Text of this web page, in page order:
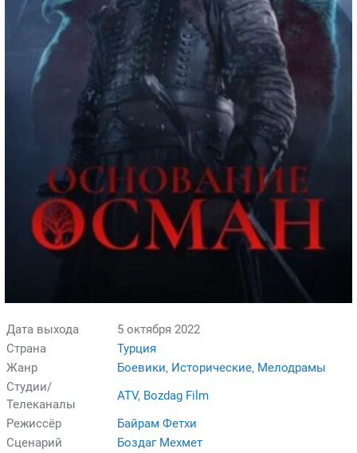
Дата выхода
5 октября 2022
Страна
Турция
Жанр
Боевики, Исторические, Мелодрамы
Студии/
Телеканалы
ATV, Bozdag Film
Режиссёр
Байрам Фетхи
Сценарий
Боздаг Мехмет